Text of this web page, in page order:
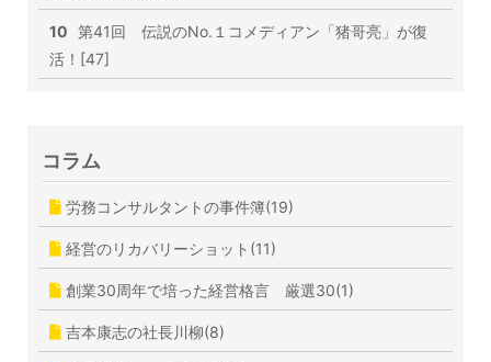
10 第41回 伝説のNo.１コメディアン「猪哥亮」が復
活！[47]
コラム
労務コンサルタントの事件簿(19)
経営のリカバリーショット(11)
創業30周年で培った経営格言 厳選30(1)
吉本康志の社長川柳(8)